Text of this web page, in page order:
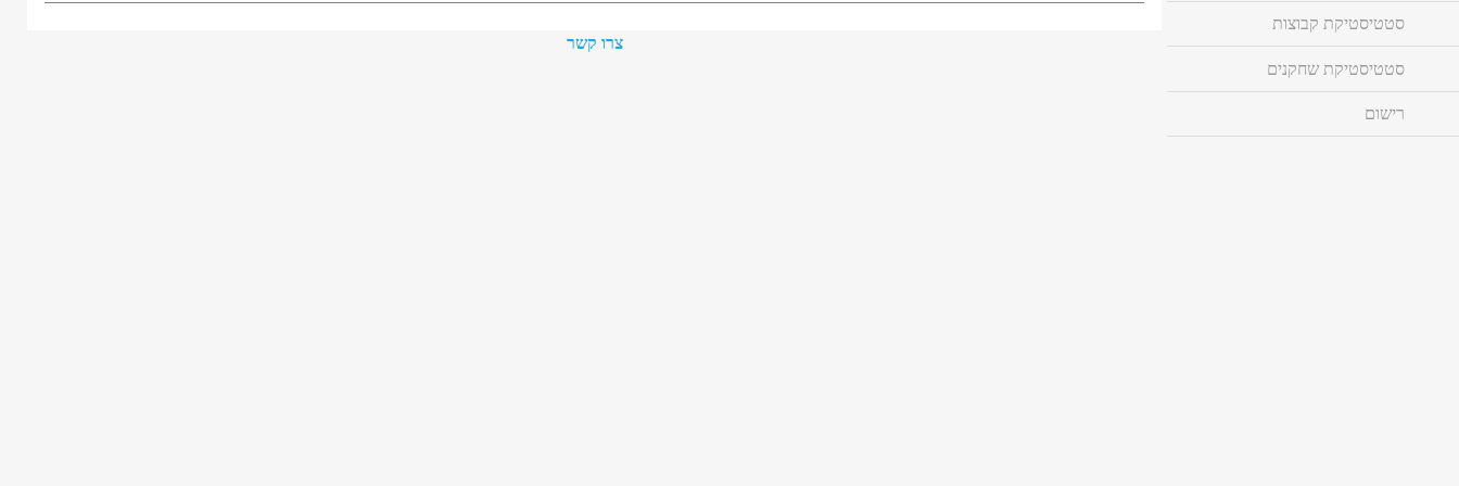
צרו קשר
סטטיסטיקת קבוצות
סטטיסטיקת שחקנים
רישום